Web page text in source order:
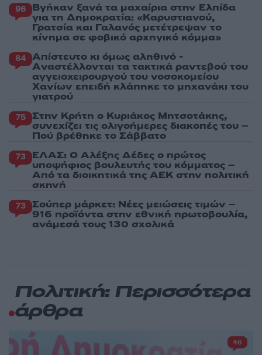
96 Βγήκαν ξανά τα μαχαίρια στην Ελπίδα
για τη Δημοκρατία: «Καρυστιανού,
Γρατσία και Γαλανός μετέτρεψαν το
κίνημα σε φοβικό αρχηγικό κόμμα»
84 Απίστευτο κι όμως αληθινό -
Aναστέλλονται τα τακτικά ραντεβού του
αγγειοχειρουργού του νοσοκομείου
Χανίων επειδή κλάπηκε το μηχανάκι του
γιατρού
75 Στην Κρήτη ο Κυριάκος Μητσοτάκης,
συνεχίζει τις ολιγοήμερες διακοπές του –
Πού βρέθηκε το Σάββατο
73 ΕΛΑΣ: Ο Αλέξης Δέδες ο πρώτος
υποψήφιος βουλευτής του κόμματος –
Από τα διοικητικά της ΑΕΚ στην πολιτική
σκηνή
73 Σούπερ μάρκετ: Νέες μειώσεις τιμών –
916 προϊόντα στην εθνική πρωτοβουλία,
ανάμεσά τους 130 σχολικά
Πολιτική: Περισσότερα
άρθρα
46